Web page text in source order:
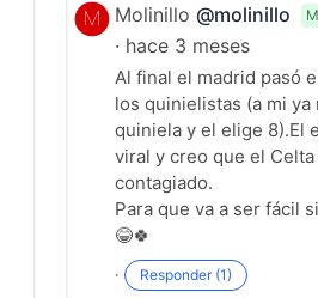
Molinillo @molinillo
· hace 3 meses
Al final el madrid pasó
los quinielistas (a mi ya
quiniela y el elige 8).El
viral y creo que el
contagiado.
Para que va a ser fácil
😂🍀
· Responder (1)